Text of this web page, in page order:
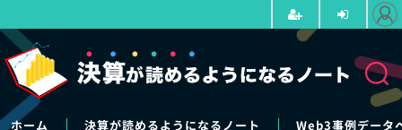
ホーム 決算が読めるようになるノート Web3事例データ